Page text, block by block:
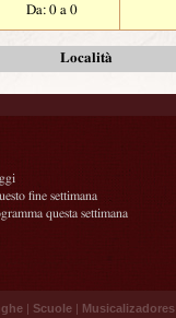
Da: 0 a 0
Località
fine settimana
questa settimana
| Scuole | Musicalizadores